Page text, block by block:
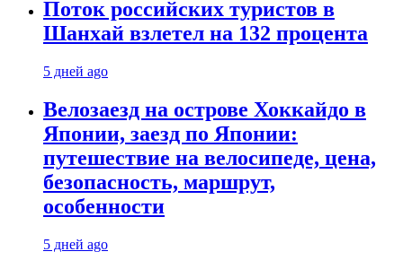
Поток российских туристов в
Шанхай взлетел на 132 процента
5 дней ago
Велозаезд на острове Хоккайдо в
Японии, заезд по Японии:
путешествие на велосипеде, цена,
безопасность, маршрут,
особенности
5 дней ago